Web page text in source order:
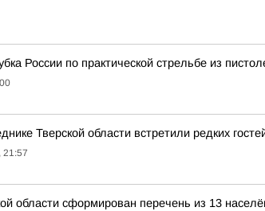
России по практической стрельбе из
Тверской области встретили редких
21:57
области сформирован перечень из 13